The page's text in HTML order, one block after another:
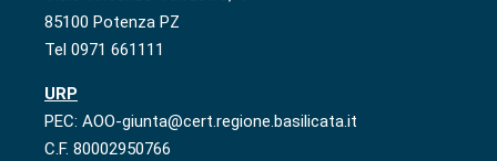
85100 Potenza PZ
Tel 0971 661111
URP
PEC: AOO-giunta@cert.regione.basilicata.it
C.F. 80002950766